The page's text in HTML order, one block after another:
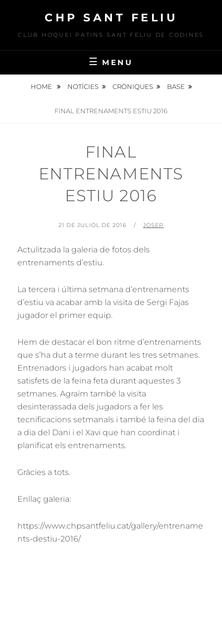
content
CHP SANT FELIU
CLUB HOQUEI PATINS SANT FELIU DE CODINES
MENU
HOME NOTÍCIES CRÒNIQUES BASE
FINAL ENTRENAMENTS ESTIU 2016
FINAL
ENTRENAMENTS
ESTIU 2016
POSTED
21 DE JULIOL DE 2016 BY
JOSEP
Actulitzada la galeria de fotos dels
entrenaments d’estiu.
La tercera i última setmana d’entrenaments
d’estiu va acabar amb la visita de Sergi Fajas
jugador el primer equip.
Hem de destacar el bon ritme d’entrenaments
que s’ha dut a terme durant les tres setmanes.
Entrenadors i jugadors han acabat molt
satisfets de la feina feta durant aquestes 3
setmanes. Agraïm també la visita
desinterassada dels jugadors a fer les
tecnificacions setmanals i també la feina del dia
a dia del Dani i el Xavi que han coordinat i
planificat els entrenaments.
Gràcies a tots.
Enllaç galeria:
https://www.chpsantfeliu.cat/gallery/entrename
nts-destiu-2016/